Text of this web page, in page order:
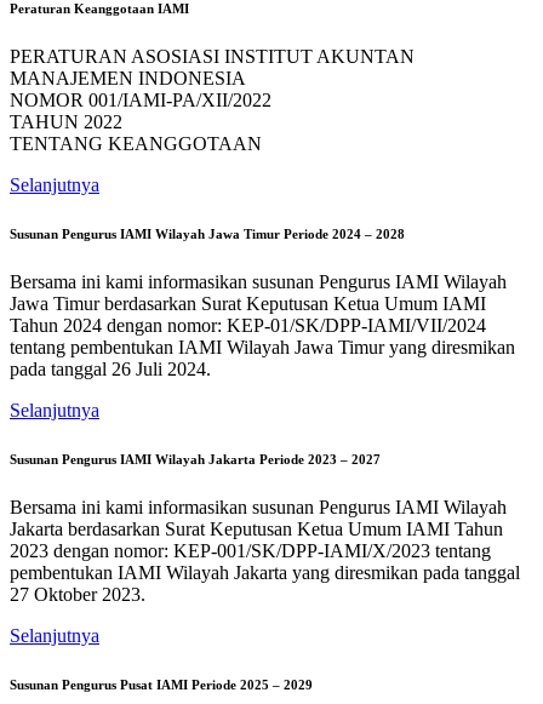
Peraturan Keanggotaan IAMI
PERATURAN ASOSIASI INSTITUT AKUNTAN
MANAJEMEN INDONESIA
NOMOR 001/IAMI-PA/XII/2022
TAHUN 2022
TENTANG KEANGGOTAAN
Selanjutnya
Susunan Pengurus IAMI Wilayah Jawa Timur Periode 2024 – 2028
Bersama ini kami informasikan susunan Pengurus IAMI Wilayah
Jawa Timur berdasarkan Surat Keputusan Ketua Umum IAMI
Tahun 2024 dengan nomor: KEP-01/SK/DPP-IAMI/VII/2024
tentang pembentukan IAMI Wilayah Jawa Timur yang diresmikan
pada tanggal 26 Juli 2024.
Selanjutnya
Susunan Pengurus IAMI Wilayah Jakarta Periode 2023 – 2027
Bersama ini kami informasikan susunan Pengurus IAMI Wilayah
Jakarta berdasarkan Surat Keputusan Ketua Umum IAMI Tahun
2023 dengan nomor: KEP-001/SK/DPP-IAMI/X/2023 tentang
pembentukan IAMI Wilayah Jakarta yang diresmikan pada tanggal
27 Oktober 2023.
Selanjutnya
Susunan Pengurus Pusat IAMI Periode 2025 – 2029